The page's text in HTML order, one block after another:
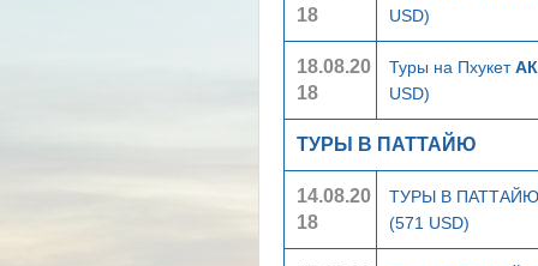
18
USD)
18.08.20
18
Туры на Пхукет
USD)
ТУРЫ В ПАТТАЙЮ
14.08.20
18
ТУРЫ В
(571 USD)